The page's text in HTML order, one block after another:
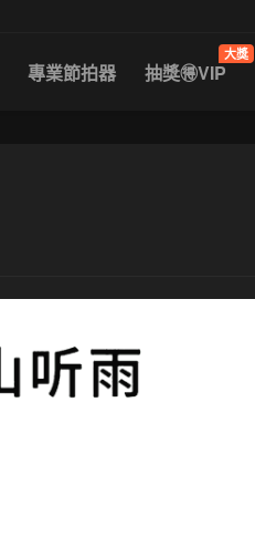
專業節拍器 抽獎🉐VIP
大獎